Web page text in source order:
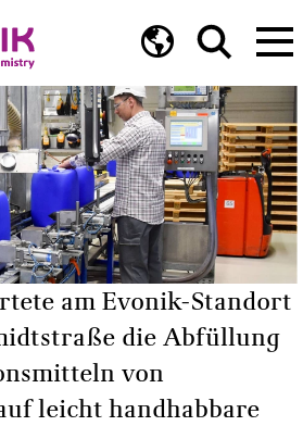
am Evonik-Standort
die Abfüllung
von
leicht handhabbare